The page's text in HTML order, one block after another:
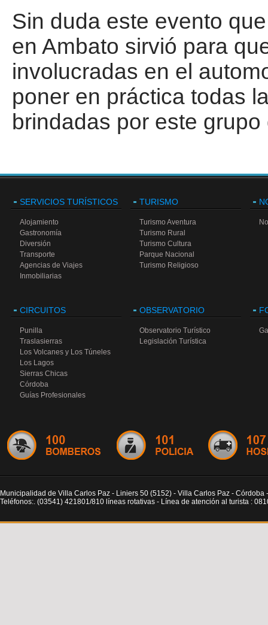
Sin duda este evento
en Ambato sirvió para
involucradas en el
poner en práctica todas
brindadas por este
SERVICIOS TURÍSTICOS
Alojamiento
Gastronomía
Diversión
Transporte
Agencias de Viajes
Inmobiliarias
TURISMO
Turismo Aventura
Turismo Rural
Turismo Cultura
Parque Nacional
Turismo Religioso
CIRCUITOS
Punilla
Traslasierras
Los Volcanes y Los Túneles
Los Lagos
Sierras Chicas
Córdoba
Guías Profesionales
OBSERVATORIO
Observatorio Turístico
Legislación Turística
Municipalidad de Villa Carlos Paz - Liniers 50 (5152) - Villa Carlos Paz - Córdoba
Teléfonos:. (03541) 421801/810 líneas rotativas - Línea de atención al turista :